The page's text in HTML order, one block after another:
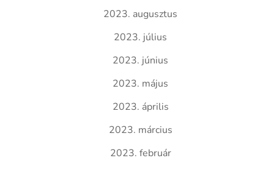
2023. augusztus
2023. július
2023. június
2023. május
2023. április
2023. március
2023. február